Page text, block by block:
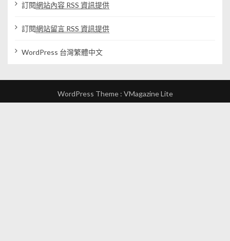
訂閱網站內容 RSS 資訊提供
訂閱網站留言 RSS 資訊提供
WordPress 台灣繁體中文
WordPress Theme : VMagazine Lite